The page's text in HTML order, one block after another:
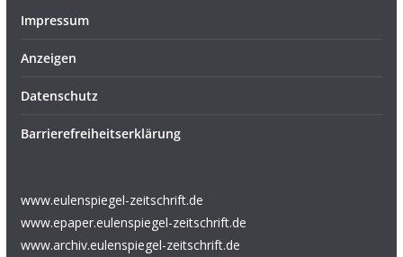
Impressum
Anzeigen
Datenschutz
Barrierefreiheitserklärung
www.eulenspiegel-zeitschrift.de
www.epaper.eulenspiegel-zeitschrift.de
www.archiv.eulenspiegel-zeitschrift.de